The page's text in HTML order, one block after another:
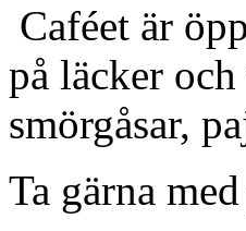
Caféet är
på läcker
smörgåsar,
Ta gärna